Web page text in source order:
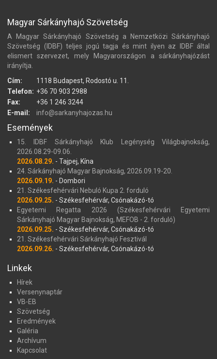
Magyar Sárkányhajó Szövetség
A Magyar Sárkányhajó Szövetség a Nemzetközi Sárkányhajó
Szövetség (IDBF) teljes jogú tagja és mint ilyen az IDBF által
elismert szervezet, mely Magyarországon a sárkányhajózást
irányítja.
Cím:
1118 Budapest, Rodostó u. 11.
Telefon: +36 70 903 2988
Fax:
+36 1 246 3244
E-mail:
info@sarkanyhajozas.hu
Események
15. IDBF Sárkányhajó Klub Legénység Világbajnokság,
2026.08.29-09.06.
2026.08.29. - Tajpej, Kína
24. Sárkányhajó Magyar Bajnokság, 2026.09.19-20.
2026.09.19. - Dombori
21. Székesfehérvári Nebuló Kupa 2. forduló
2026.09.25. - Székesfehérvár, Csónakázó-tó
Egyetemi Regatta 2026 (Székesfehérvári Egyetemi
Sárkányhajó Magyar Bajnokság, MEFOB - 2. forduló)
2026.09.25. - Székesfehérvár, Csónakázó-tó
21. Székesfehérvári Sárkányhajó Fesztivál
2026.09.26. - Székesfehérvár, Csónakázó-tó
Linkek
Hírek
Versenynaptár
VB-EB
Szövetség
Eredmények
Galéria
Archívum
Kapcsolat